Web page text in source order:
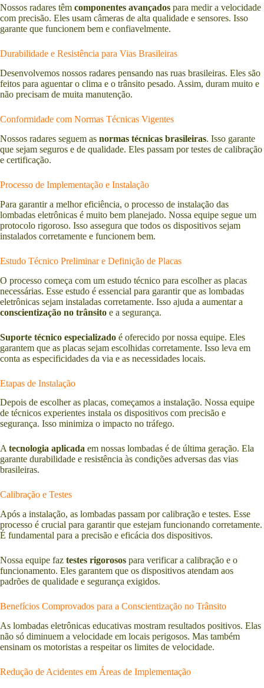
Nossos radares têm componentes avançados para medir a velocidade
com precisão. Eles usam câmeras de alta qualidade e sensores. Isso
garante que funcionem bem e confiavelmente.
Durabilidade e Resistência para Vias Brasileiras
Desenvolvemos nossos radares pensando nas ruas brasileiras. Eles são
feitos para aguentar o clima e o trânsito pesado. Assim, duram muito e
não precisam de muita manutenção.
Conformidade com Normas Técnicas Vigentes
Nossos radares seguem as normas técnicas brasileiras. Isso garante
que sejam seguros e de qualidade. Eles passam por testes de calibração
e certificação.
Processo de Implementação e Instalação
Para garantir a melhor eficiência, o processo de instalação das
lombadas eletrônicas é muito bem planejado. Nossa equipe segue um
protocolo rigoroso. Isso assegura que todos os dispositivos sejam
instalados corretamente e funcionem bem.
Estudo Técnico Preliminar e Definição de Placas
O processo começa com um estudo técnico para escolher as placas
necessárias. Esse estudo é essencial para garantir que as lombadas
eletrônicas sejam instaladas corretamente. Isso ajuda a aumentar a
conscientização no trânsito e a segurança.
Suporte técnico especializado é oferecido por nossa equipe. Eles
garantem que as placas sejam escolhidas corretamente. Isso leva em
conta as especificidades da via e as necessidades locais.
Etapas de Instalação
Depois de escolher as placas, começamos a instalação. Nossa equipe
de técnicos experientes instala os dispositivos com precisão e
segurança. Isso minimiza o impacto no tráfego.
A tecnologia aplicada em nossas lombadas é de última geração. Ela
garante durabilidade e resistência às condições adversas das vias
brasileiras.
Calibração e Testes
Após a instalação, as lombadas passam por calibração e testes. Esse
processo é crucial para garantir que estejam funcionando corretamente.
É fundamental para a precisão e eficácia dos dispositivos.
Nossa equipe faz testes rigorosos para verificar a calibração e o
funcionamento. Eles garantem que os dispositivos atendam aos
padrões de qualidade e segurança exigidos.
Benefícios Comprovados para a Conscientização no Trânsito
As lombadas eletrônicas educativas mostram resultados positivos. Elas
não só diminuem a velocidade em locais perigosos. Mas também
ensinam os motoristas a respeitar os limites de velocidade.
Redução de Acidentes em Áreas de Implementação